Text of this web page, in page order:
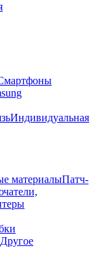
Индивидуальная
материалыПатч-
Другое